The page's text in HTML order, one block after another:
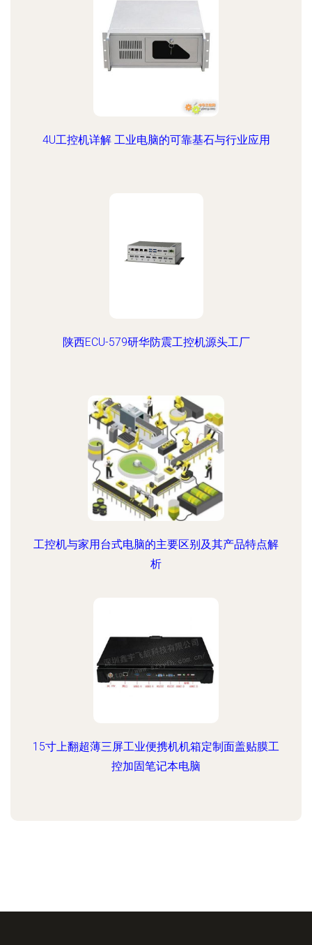
4U工控机详解 工业电脑的可靠基石与行业应用
陕西ECU-579研华防震工控机源头工厂
工控机与家用台式电脑的主要区别及其产品特点解
析
15寸上翻超薄三屏工业便携机机箱定制面盖贴膜工
控加固笔记本电脑